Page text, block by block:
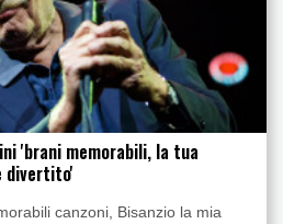
'brani memorabili, la tua
divertito'
canzoni, Bisanzio la mia